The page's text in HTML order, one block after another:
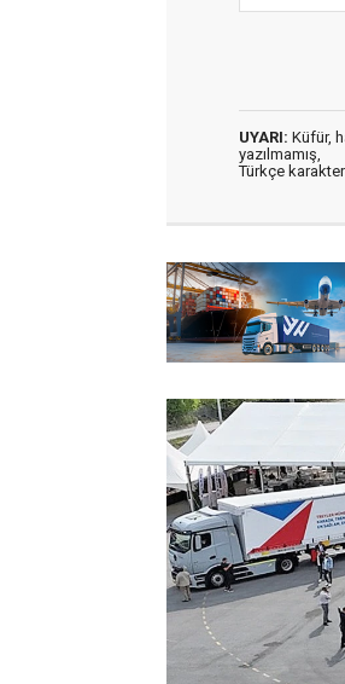
UYARI: Küfür,
yazılmamış,
Türkçe